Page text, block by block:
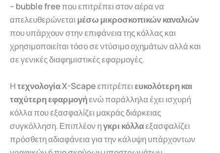
– bubble freeπου επιτρέπει στον αέρα να
απελευθερώνεται μέσω μικροσκοπικών καναλιών
που υπάρχουν στην επιφάνεια της κόλλας και
χρησιμοποιείται τόσο σε ντύσιμο οχημάτων αλλά και
σε γενικές διαφημιστικές εφαρμογές.
Ητεχνολογία X-Scapeεπιτρέπειευκολότερη και
ταχύτερη εφαρμογήενώ παράλληλα έχει ισχυρή
κόλλα που εξασφαλίζει μακράς διάρκειας
συγκόλληση. Επιπλέον ηγκρι κόλλαεξασφαλίζει
πρόσθετη αδιαφάνεια για την κάλυψη υπάρχοντων